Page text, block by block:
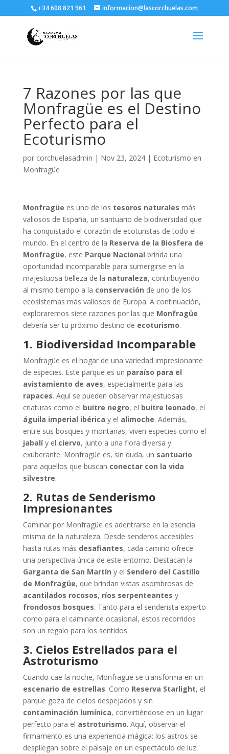
+34 608 821 961 informacion@lascorchuelas.com
7 Razones por las que
Monfragüe es el Destino
Perfecto para el
Ecoturismo
por corchuelasadmin | Nov 23, 2024| Ecoturismo en
Monfragüe
Monfragüe es uno de los tesoros naturales más
valiosos de España, un santuario de biodiversidad que
ha conquistado el corazón de ecoturistas de todo el
mundo. En el centro de la Reserva de la Biosfera de
Monfragüe, este Parque Nacional brinda una
oportunidad incomparable para sumergirse en la
majestuosa belleza de la naturaleza, contribuyendo
al mismo tiempo a la conservación de uno de los
ecosistemas más valiosos de Europa. A continuación,
exploraremos siete razones por las que Monfragüe
debería ser tu próximo destino de ecoturismo.
1. Biodiversidad Incomparable
Monfragüe es el hogar de una variedad impresionante
de especies. Este parque es un paraíso para el
avistamiento de aves, especialmente para las
rapaces. Aquí se pueden observar majestuosas
criaturas como el buitre negro, el buitre leonado, el
águila imperial ibérica y el alimoche. Además,
entre sus bosques y montañas, viven especies como el
jabalíy el ciervo, junto a una flora diversa y
exuberante. Monfragüe es, sin duda, un santuario
para aquellos que buscan conectar con la vida
silvestre.
2. Rutas de Senderismo
Impresionantes
Caminar por Monfragüe es adentrarse en la esencia
misma de la naturaleza. Desde senderos accesibles
hasta rutas más desafiantes, cada camino ofrece
una perspectiva única de este entorno. Destacan la
Garganta de San Martín y el Sendero del Castillo
de Monfragüe, que brindan vistas asombrosas de
acantilados rocosos, ríos serpenteantes y
frondosos bosques. Tanto para el senderista experto
como para el caminante ocasional, estos recorridos
son un regalo para los sentidos.
3. Cielos Estrellados para el
Astroturismo
Cuando cae la noche, Monfragüe se transforma en un
escenario de estrellas. Como Reserva Starlight, el
parque goza de cielos despejados y sin
contaminación lumínica, convirtiéndose en un lugar
perfecto para el astroturismo. Aquí, observar el
firmamento es una experiencia mágica: los astros se
despliegan sobre el paisaje en un espectáculo de luz